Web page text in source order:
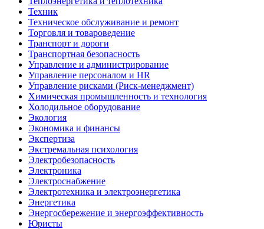
Техник
Техническое обслуживание и ремонт
Торговля и товароведение
Транспорт и дороги
Транспортная безопасность
Управление и администрирование
Управление персоналом и HR
Управление рисками (Риск-менеджмент)
Химическая промышленность и технология
Холодильное оборудование
Экология
Экономика и финансы
Экспертиза
Экстремальная психология
Электробезопасность
Электроника
Электроснабжение
Электротехника и электроэнергетика
Энергетика
Энергосбережение и энергоэффективность
Юристы